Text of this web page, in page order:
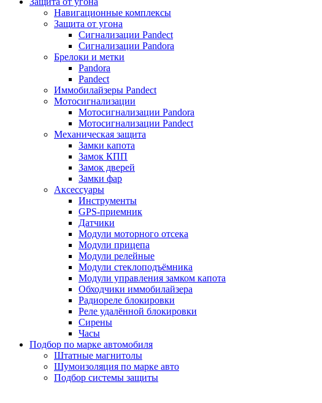
Навигационные комплексы
Защита от угона
Сигнализации Pandect
Сигнализации Pandora
Брелоки и метки
Pandora
Pandect
Иммобилайзеры Pandect
Мотосигнализации
Мотосигнализации Pandora
Мотосигнализации Pandect
Механическая защита
Замки капота
Замок КПП
Замок дверей
Замки фар
Аксессуары
Инструменты
GPS-приемник
Датчики
Модули моторного отсека
Модули прицепа
Модули релейные
Модули стеклоподъёмника
Модули управления замком капота
Обходчики иммобилайзера
Радиореле блокировки
Реле удалённой блокировки
Сирены
Часы
Подбор по марке автомобиля
Штатные магнитолы
Шумоизоляция по марке авто
Подбор системы защиты